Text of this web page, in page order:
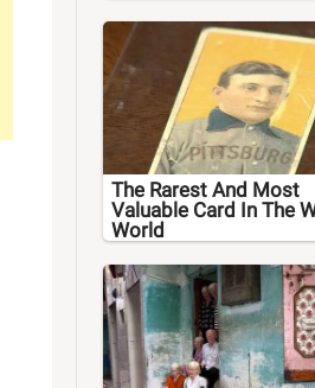
The Rarest And Most
Valuable Card In The
World